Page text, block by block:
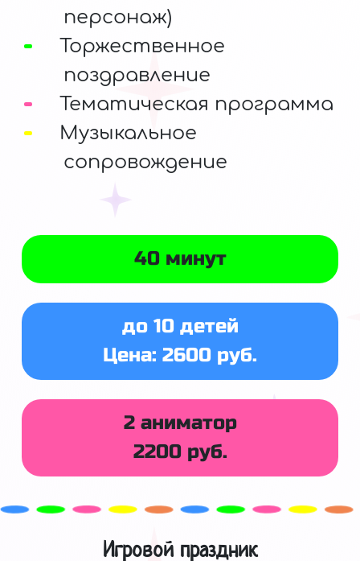
персонаж)
Торжественное
поздравление
Тематическая программа
Музыкальное
сопровождение
40 минут
до 10 детей
Цена: 2600 руб.
2 аниматор
2200 руб.
Игровой праздник